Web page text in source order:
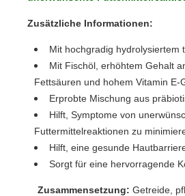
Zusätzliche Informationen:
Mit hochgradig hydrolysiertem
Mit Fischöl, erhöhtem Gehalt
Fettsäuren und hohem Vitamin E-
Erprobte Mischung aus
Hilft, Symptome von
Futtermittelreaktionen zu
Hilft, eine gesunde
Sorgt für eine hervorragende
Zusammensetzung: Getreide,